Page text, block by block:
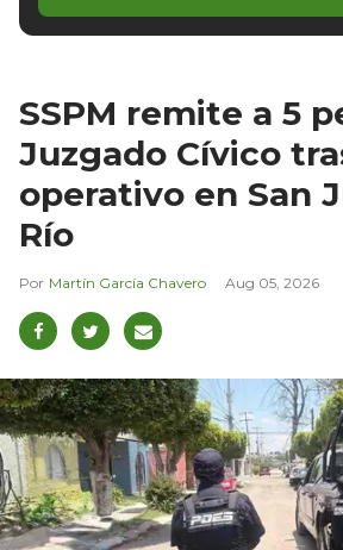
SSPM remite a 5
Juzgado Cívico
operativo en San
Río
Martín García Chavero Aug 05, 2026